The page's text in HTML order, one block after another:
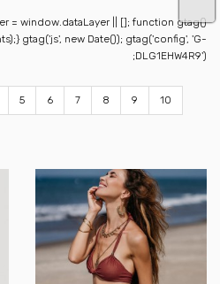
= window.dataLayer || []; function gtag()
gtag('js', new Date()); gtag('config', 'G-
DLG1EHW4R9');
5 6 7 8 9 10